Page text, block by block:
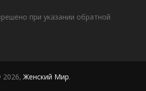
при указании обратной
2026,Женский Мир.